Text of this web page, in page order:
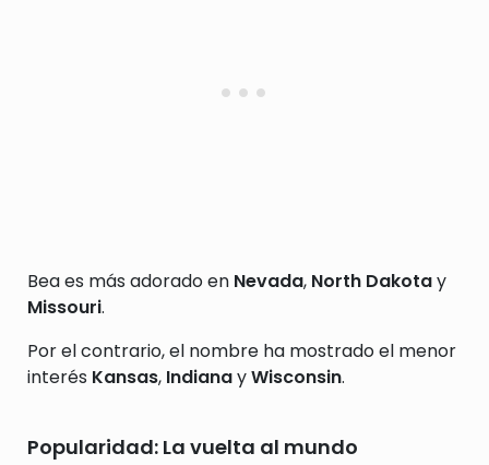
Bea es más adorado en Nevada, North Dakotay
Missouri.
Por el contrario, el nombre ha mostrado el menor
interés Kansas, IndianayWisconsin.
Popularidad: La vuelta al mundo